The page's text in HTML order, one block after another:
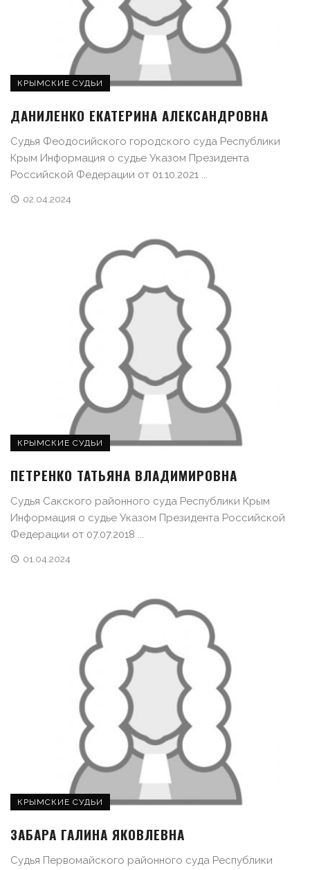
КРЫМСКИЕ СУДЬИ
ДАНИЛЕНКО ЕКАТЕРИНА АЛЕКСАНДРОВНА
Судья Феодосийского городского суда Республики
Крым Информация о судье Указом Президента
Российской Федерации от 01.10.2021 ...
02.04.2024
КРЫМСКИЕ СУДЬИ
ПЕТРЕНКО ТАТЬЯНА ВЛАДИМИРОВНА
Судья Сакского районного суда Республики Крым
Информация о судье Указом Президента Российской
Федерации от 07.07.2018 ...
01.04.2024
КРЫМСКИЕ СУДЬИ
ЗАБАРА ГАЛИНА ЯКОВЛЕВНА
Судья Первомайского районного суда Республики